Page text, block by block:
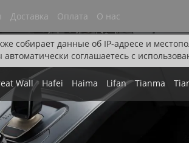
собирает данные об IP-адресе и
соглашаетесь с
Доставка Оплата О нас
Wall Hafei Haima Lifan Tianma